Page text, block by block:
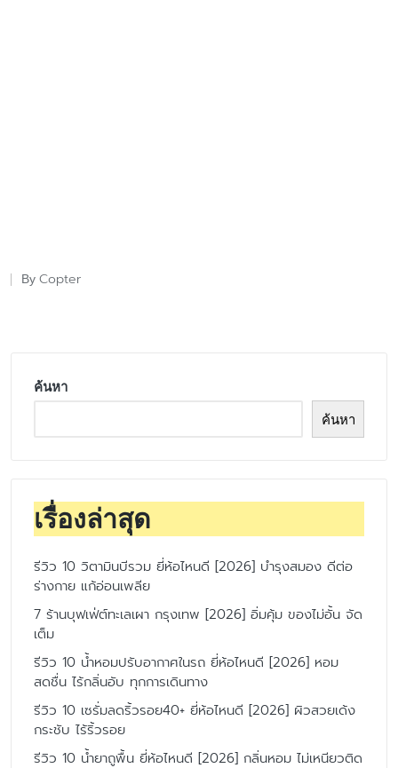
Posted
By Copter
ค้นหา
ค้นหา
เรื่องล่าสุด
รีวิว 10 วิตามินบีรวม ยี่ห้อไหนดี [2026] บำรุงสมอง ดีต่อ
ร่างกาย แก้อ่อนเพลีย
7 ร้านบุฟเฟ่ต์ทะเลเผา กรุงเทพ [2026] อิ่มคุ้ม ของไม่อั้น จัด
เต็ม
รีวิว 10 น้ำหอมปรับอากาศในรถ ยี่ห้อไหนดี [2026] หอม
สดชื่น ไร้กลิ่นอับ ทุกการเดินทาง
รีวิว 10 เซรั่มลดริ้วรอย40+ ยี่ห้อไหนดี [2026] ผิวสวยเด้ง
กระชับ ไร้ริ้วรอย
รีวิว 10 น้ำยาถูพื้น ยี่ห้อไหนดี [2026] กลิ่นหอม ไม่เหนียวติด